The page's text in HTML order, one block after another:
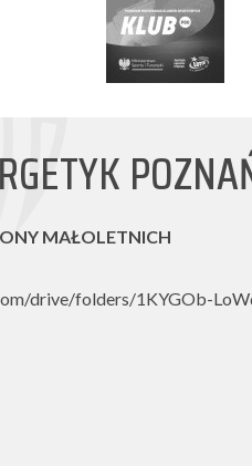
MAŁOLETNICH
drive/folders/1KYGOb-